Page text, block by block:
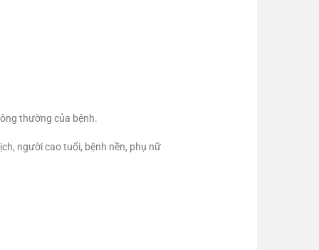
thường của bệnh.
người cao tuổi, bệnh nền, phụ nữ